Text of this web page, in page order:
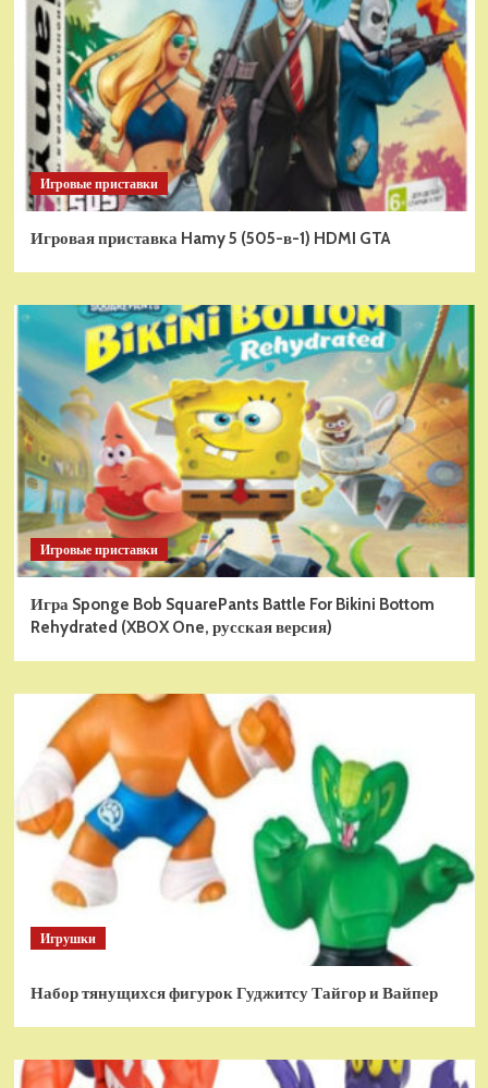
Игровые приставки
Игровая приставка Hamy 5 (505-в-1) HDMI GTA
Игровые приставки
Игра Sponge Bob SquarePants Battle For Bikini Bottom
Rehydrated (XBOX One, русская версия)
Игрушки
Набор тянущихся фигурок Гуджитсу Тайгор и Вайпер